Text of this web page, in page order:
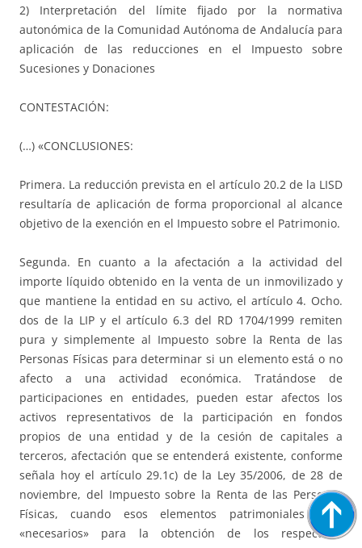
2) Interpretación del límite fijado por la normativa
autonómica de la Comunidad Autónoma de Andalucía para
aplicación de las reducciones en el Impuesto sobre
Sucesiones y Donaciones
CONTESTACIÓN:
(…) «CONCLUSIONES:
Primera. La reducción prevista en el artículo 20.2 de la LISD
resultaría de aplicación de forma proporcional al alcance
objetivo de la exención en el Impuesto sobre el Patrimonio.
Segunda. En cuanto a la afectación a la actividad del
importe líquido obtenido en la venta de un inmovilizado y
que mantiene la entidad en su activo, el artículo 4. Ocho.
dos de la LIP y el artículo 6.3 del RD 1704/1999 remiten
pura y simplemente al Impuesto sobre la Renta de las
Personas Físicas para determinar si un elemento está o no
afecto a una actividad económica. Tratándose de
participaciones en entidades, pueden estar afectos los
activos representativos de la participación en fondos
propios de una entidad y de la cesión de capitales a
terceros, afectación que se entenderá existente, conforme
señala hoy el artículo 29.1c) de la Ley 35/2006, de 28 de
noviembre, del Impuesto sobre la Renta de las Personas
Físicas, cuando esos elementos patrimoniales sean
«necesarios» para la obtención de los respectivos